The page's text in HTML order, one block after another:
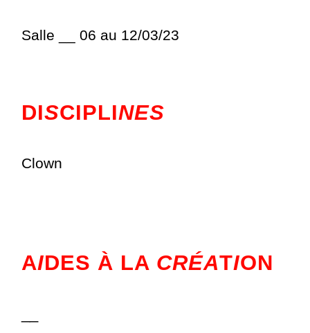
Salle __ 06 au 12/03/23
DISCIPLINES
Clown
AIDES À LA CRÉATION